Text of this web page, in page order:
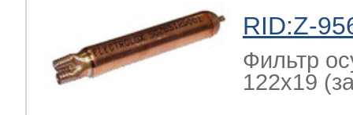
RID:Z-
Фильтр
122x19